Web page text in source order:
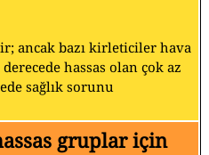
ancak bazı kirleticiler hava
hassas olan çok az
sağlık sorunu
gruplar için